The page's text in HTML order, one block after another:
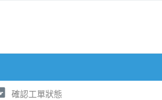
確認工單狀態